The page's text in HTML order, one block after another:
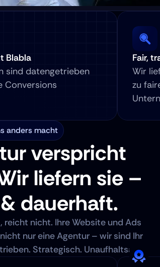
Blabla
sind datengetrieben
Conversions
Fair,
Wir
zu
anders macht
verspricht
liefern sie –
dauerhaft.
reicht nicht. Ihre Website und Ads
nur eine Agentur – wir sind Ihr
Strategisch. Unaufhaltsam.